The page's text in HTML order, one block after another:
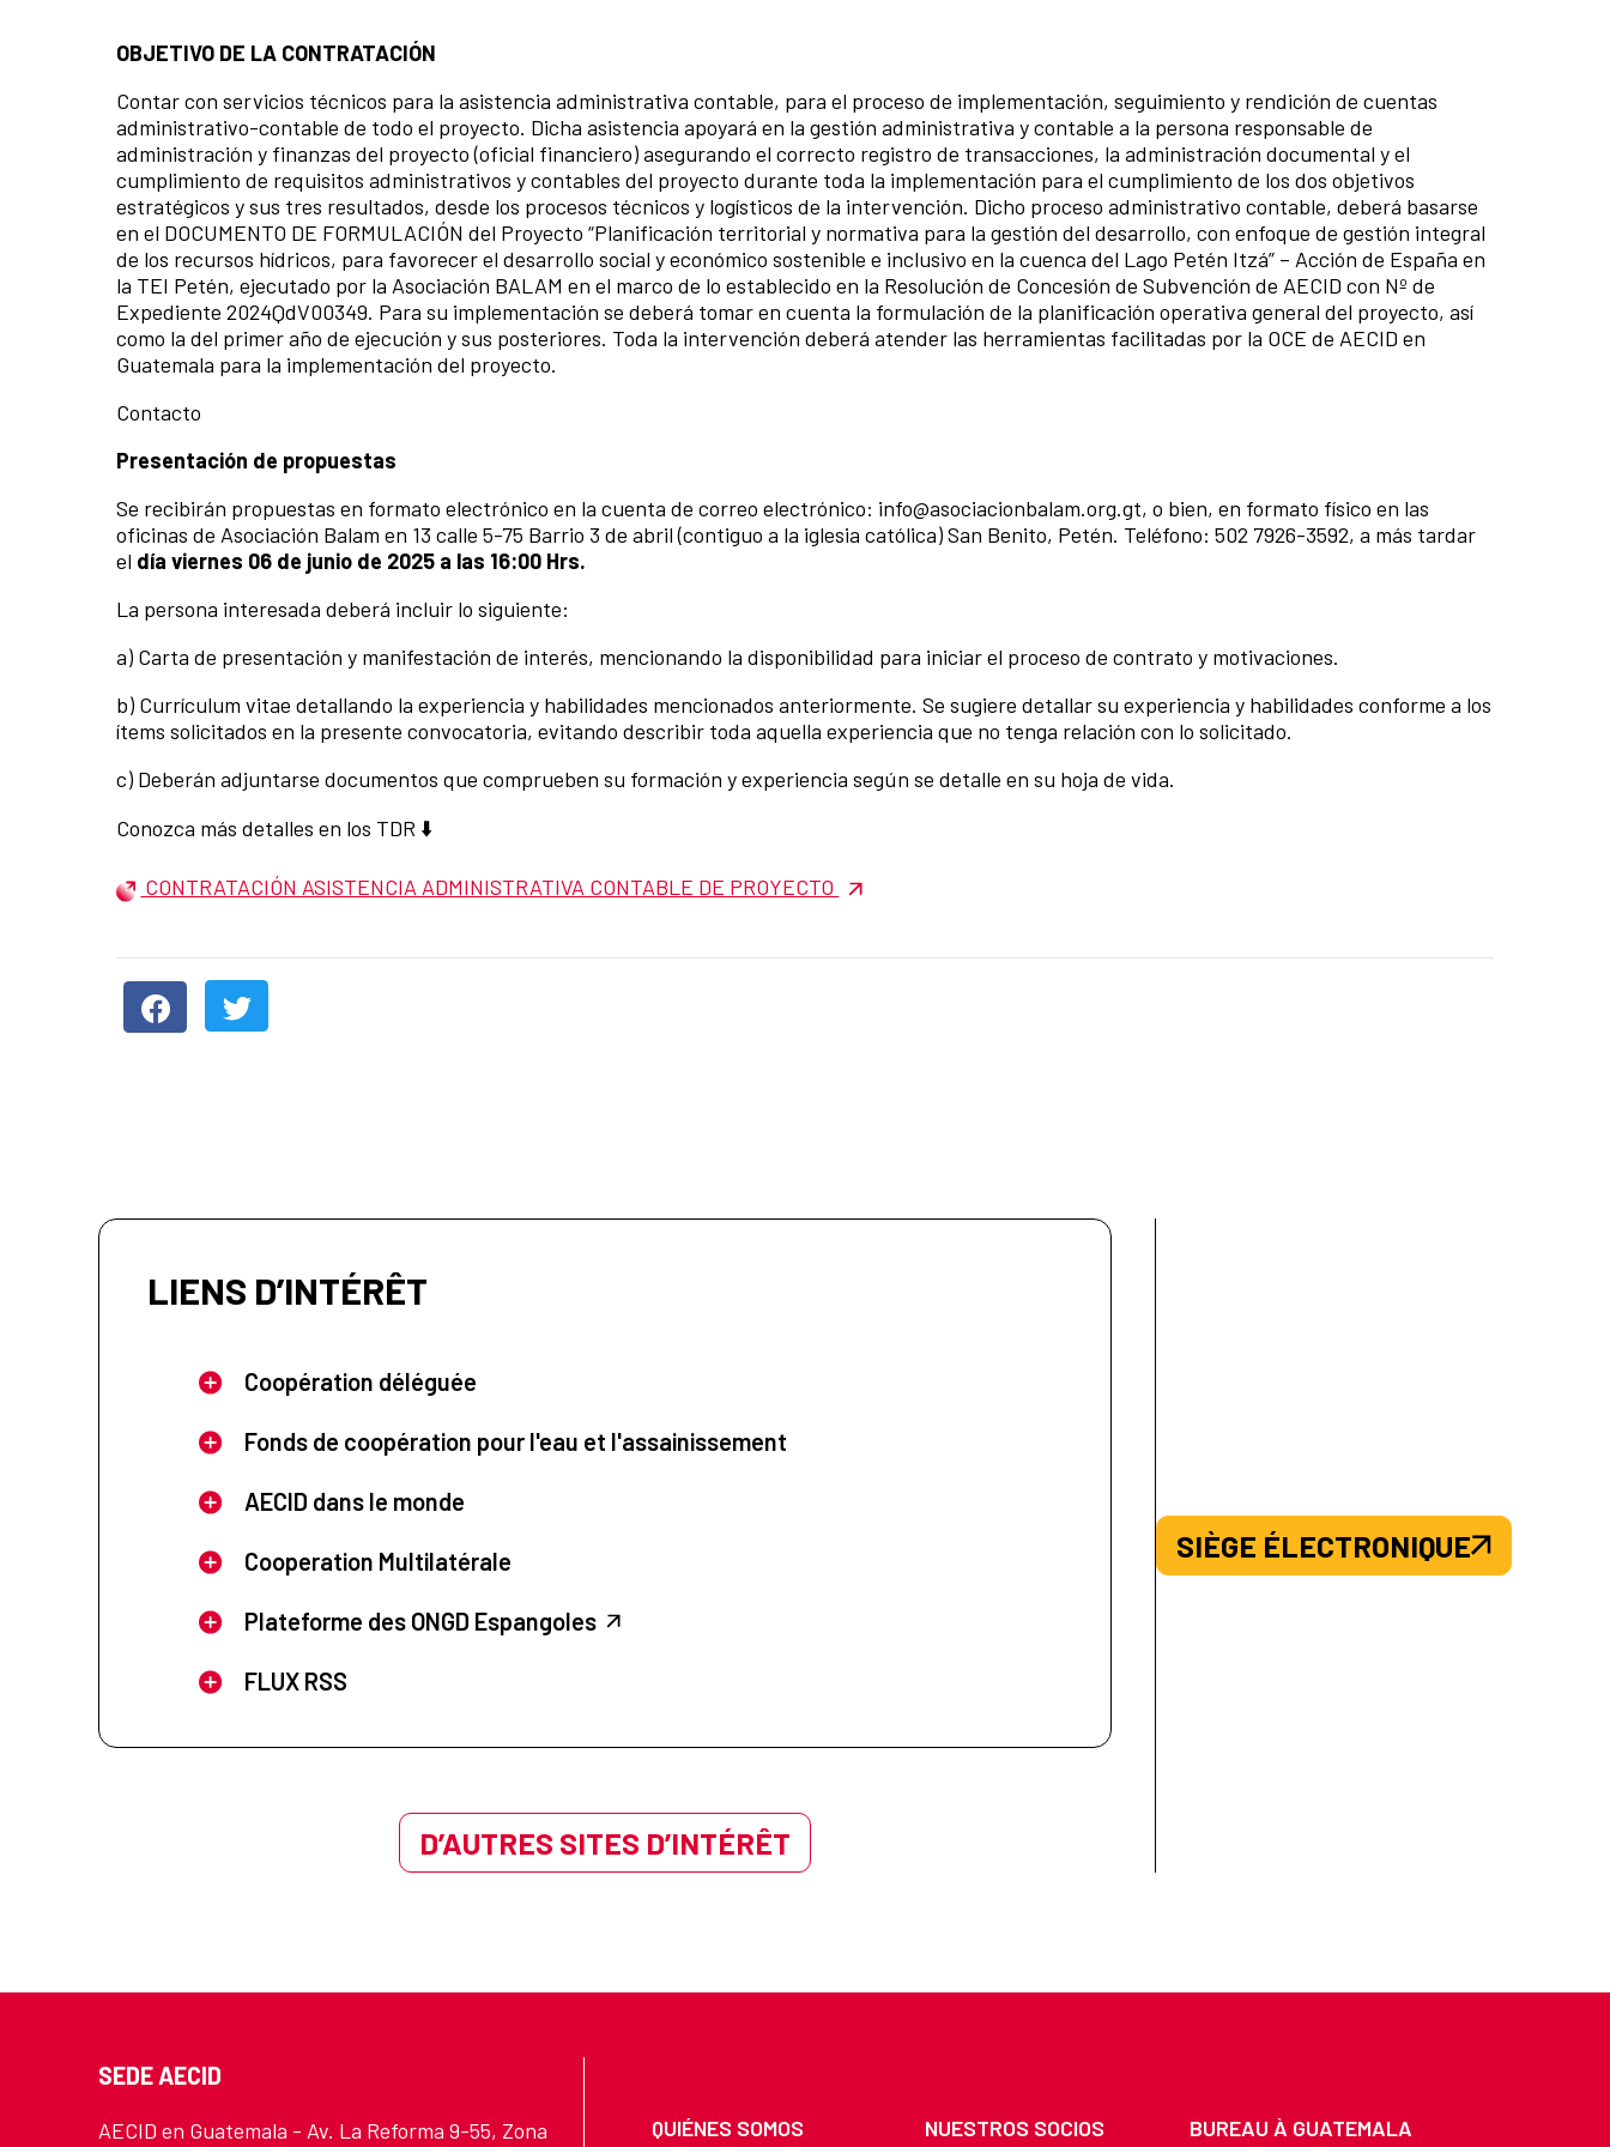
OBJETIVO DE LA CONTRATACIÓN
Contar con servicios técnicos para la asistencia administrativa contable, para el proceso de implementación, seguimiento y rendición de cuentas
administrativo-contable de todo el proyecto. Dicha asistencia apoyará en la gestión administrativa y contable a la persona responsable de
administración y finanzas del proyecto (oficial financiero) asegurando el correcto registro de transacciones, la administración documental y el
cumplimiento de requisitos administrativos y contables del proyecto durante toda la implementación para el cumplimiento de los dos objetivos
estratégicos y sus tres resultados, desde los procesos técnicos y logísticos de la intervención. Dicho proceso administrativo contable, deberá basarse
en el DOCUMENTO DE FORMULACIÓN del Proyecto “Planificación territorial y normativa para la gestión del desarrollo, con enfoque de gestión integral
de los recursos hídricos, para favorecer el desarrollo social y económico sostenible e inclusivo en la cuenca del Lago Petén Itzá” – Acción de España en
la TEI Petén, ejecutado por la Asociación BALAM en el marco de lo establecido en la Resolución de Concesión de Subvención de AECID con Nº de
Expediente 2024QdV00349. Para su implementación se deberá tomar en cuenta la formulación de la planificación operativa general del proyecto, así
como la del primer año de ejecución y sus posteriores. Toda la intervención deberá atender las herramientas facilitadas por la OCE de AECID en
Guatemala para la implementación del proyecto.
Contacto
Presentación de propuestas
Se recibirán propuestas en formato electrónico en la cuenta de correo electrónico: info@asociacionbalam.org.gt, o bien, en formato físico en las
oficinas de Asociación Balam en 13 calle 5-75 Barrio 3 de abril (contiguo a la iglesia católica) San Benito, Petén. Teléfono: 502 7926-3592, a más tardar
el día viernes 06 de junio de 2025 a las 16:00 Hrs.
La persona interesada deberá incluir lo siguiente:
a) Carta de presentación y manifestación de interés, mencionando la disponibilidad para iniciar el proceso de contrato y motivaciones.
b) Currículum vitae detallando la experiencia y habilidades mencionados anteriormente. Se sugiere detallar su experiencia y habilidades conforme a los
ítems solicitados en la presente convocatoria, evitando describir toda aquella experiencia que no tenga relación con lo solicitado.
c) Deberán adjuntarse documentos que comprueben su formación y experiencia según se detalle en su hoja de vida.
Conozca más detalles en los TDR ⬇️
CONTRATACIÓN ASISTENCIA ADMINISTRATIVA CONTABLE DE PROYECTO
LIENS D’INTÉRÊT
Coopération déléguée
Fonds de coopération pour l'eau et l'assainissement
AECID dans le monde
Cooperation Multilatérale
Plateforme des ONGD Espangoles
FLUX RSS
D’AUTRES SITES D’INTÉRÊT
SIÈGE ÉLECTRONIQUE
SEDE AECID
AECID en Guatemala - Av. La Reforma 9-55, Zona QUIÉNES SOMOS NUESTROS SOCIOS BUREAU À GUATEMALA